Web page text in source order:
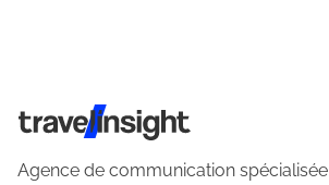
Travel Insight
Agence de communication spécialisée